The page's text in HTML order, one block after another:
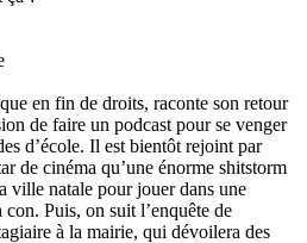
en fin de droits, raconte son retour
de faire un podcast pour se venger
d’école. Il est bientôt rejoint par
de cinéma qu’une énorme shitstorm
ville natale pour jouer dans une
Puis, on suit l’enquête de
à la mairie, qui dévoilera des